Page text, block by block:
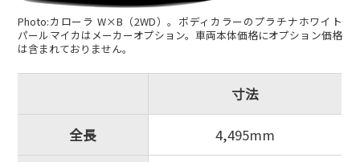
Photo:カローラ W×B（2WD）。ボディカラーのプラチナホワイト
パールマイカはメーカーオプション。車両本体価格にオプション価格
は含まれておりません。
寸法
全長 4,495mm